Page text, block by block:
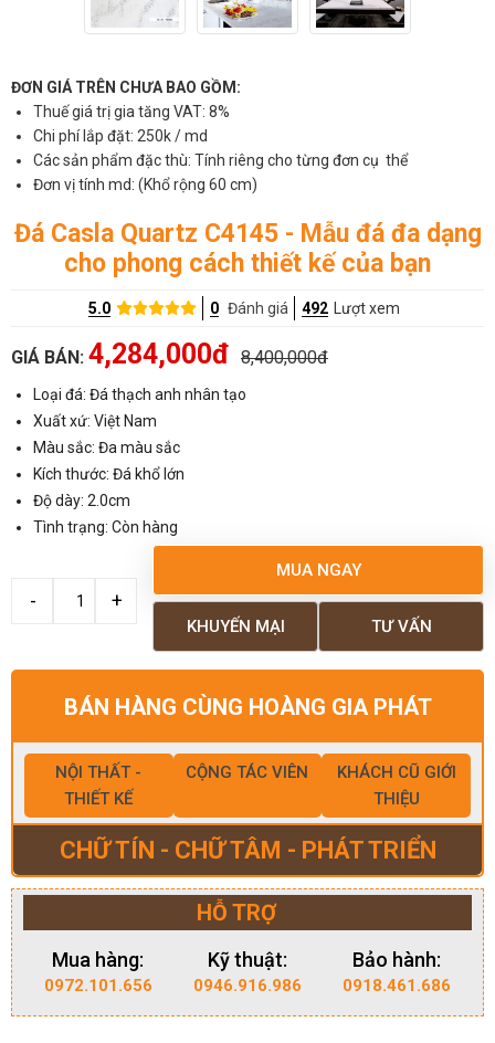
ĐƠN GIÁ TRÊN CHƯA BAO GỒM:
Thuế giá trị gia tăng VAT: 8%
Chi phí lắp đặt: 250k / md
Các sản phẩm đặc thù: Tính riêng cho từng đơn cụ thể
Đơn vị tính md: (Khổ rộng 60 cm)
Đá Casla Quartz C4145 - Mẫu đá đa dạng
cho phong cách thiết kế của bạn
5.0 0 Đánh giá 492 Lượt xem
GIÁ BÁN: 4,284,000đ 8,400,000đ
Loại đá: Đá thạch anh nhân tạo
Xuất xứ: Việt Nam
Màu sắc: Đa màu sắc
Kích thước: Đá khổ lớn
Độ dày: 2.0cm
Tình trạng: Còn hàng
MUA NGAY
TƯ VẤN
KHUYẾN MẠI
BÁN HÀNG CÙNG HOÀNG GIA PHÁT
NỘI THẤT -
THIẾT KẾ
CỘNG TÁC VIÊN
KHÁCH CŨ GIỚI
THIỆU
CHỮ TÍN - CHỮ TÂM - PHÁT TRIỂN
HỖ TRỢ
Mua hàng:
0972.101.656
Kỹ thuật:
0946.916.986
Bảo hành:
0918.461.686